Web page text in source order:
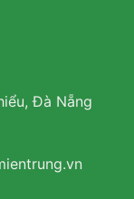
Đà Nẵng